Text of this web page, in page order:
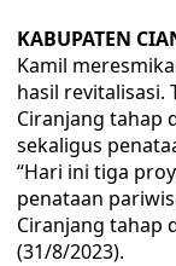
KABUPATEN
Kamil
hasil revitalisasi.
Ciranjang tahap
sekaligus
“Hari ini tiga
penataan
Ciranjang tahap
(31/8/2023).